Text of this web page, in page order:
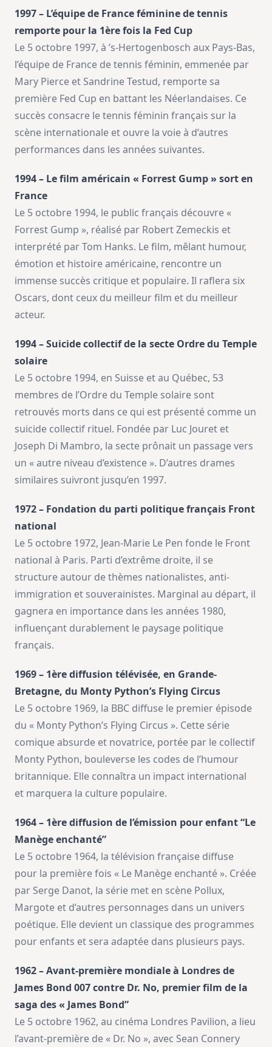
1997 – L’équipe de France féminine de tennis
remporte pour la 1ère fois la Fed Cup
Le 5 octobre 1997, à ’s-Hertogenbosch aux Pays-Bas,
l’équipe de France de tennis féminin, emmenée par
Mary Pierce et Sandrine Testud, remporte sa
première Fed Cup en battant les Néerlandaises. Ce
succès consacre le tennis féminin français sur la
scène internationale et ouvre la voie à d’autres
performances dans les années suivantes.
1994 – Le film américain « Forrest Gump » sort en
France
Le 5 octobre 1994, le public français découvre «
Forrest Gump », réalisé par Robert Zemeckis et
interprété par Tom Hanks. Le film, mêlant humour,
émotion et histoire américaine, rencontre un
immense succès critique et populaire. Il raflera six
Oscars, dont ceux du meilleur film et du meilleur
acteur.
1994 – Suicide collectif de la secte Ordre du Temple
solaire
Le 5 octobre 1994, en Suisse et au Québec, 53
membres de l’Ordre du Temple solaire sont
retrouvés morts dans ce qui est présenté comme un
suicide collectif rituel. Fondée par Luc Jouret et
Joseph Di Mambro, la secte prônait un passage vers
un « autre niveau d’existence ». D’autres drames
similaires suivront jusqu’en 1997.
1972 – Fondation du parti politique français Front
national
Le 5 octobre 1972, Jean-Marie Le Pen fonde le Front
national à Paris. Parti d’extrême droite, il se
structure autour de thèmes nationalistes, anti-
immigration et souverainistes. Marginal au départ, il
gagnera en importance dans les années 1980,
influençant durablement le paysage politique
français.
1969 – 1ère diffusion télévisée, en Grande-
Bretagne, du Monty Python’s Flying Circus
Le 5 octobre 1969, la BBC diffuse le premier épisode
du « Monty Python’s Flying Circus ». Cette série
comique absurde et novatrice, portée par le collectif
Monty Python, bouleverse les codes de l’humour
britannique. Elle connaîtra un impact international
et marquera la culture populaire.
1964 – 1ère diffusion de l’émission pour enfant “Le
Manège enchanté”
Le 5 octobre 1964, la télévision française diffuse
pour la première fois « Le Manège enchanté ». Créée
par Serge Danot, la série met en scène Pollux,
Margote et d’autres personnages dans un univers
poétique. Elle devient un classique des programmes
pour enfants et sera adaptée dans plusieurs pays.
1962 – Avant-première mondiale à Londres de
James Bond 007 contre Dr. No, premier film de la
saga des « James Bond”
Le 5 octobre 1962, au cinéma Londres Pavilion, a lieu
l’avant-première de « Dr. No », avec Sean Connery